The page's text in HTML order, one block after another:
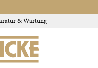
& Wartung